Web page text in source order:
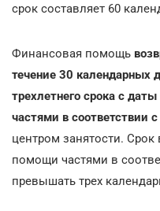
срок составляет 60
Финансовая помощь
течение 30 календарных
трехлетнего срока с
частями в соответствии
центром занятости.
помощи частями в
превышать трех